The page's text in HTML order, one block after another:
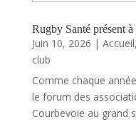
Rugby Santé présent
Juin 10, 2026 | Accueil,
club
Comme chaque
le forum des
Courbevoie au grand